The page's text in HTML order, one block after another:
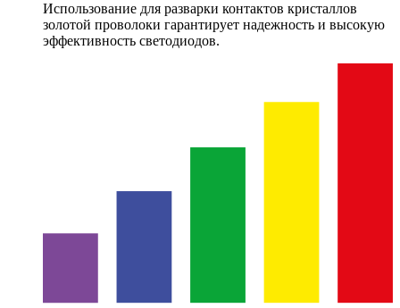
Использование для разварки контактов кристаллов
золотой проволоки гарантирует надежность и высокую
эффективность светодиодов.